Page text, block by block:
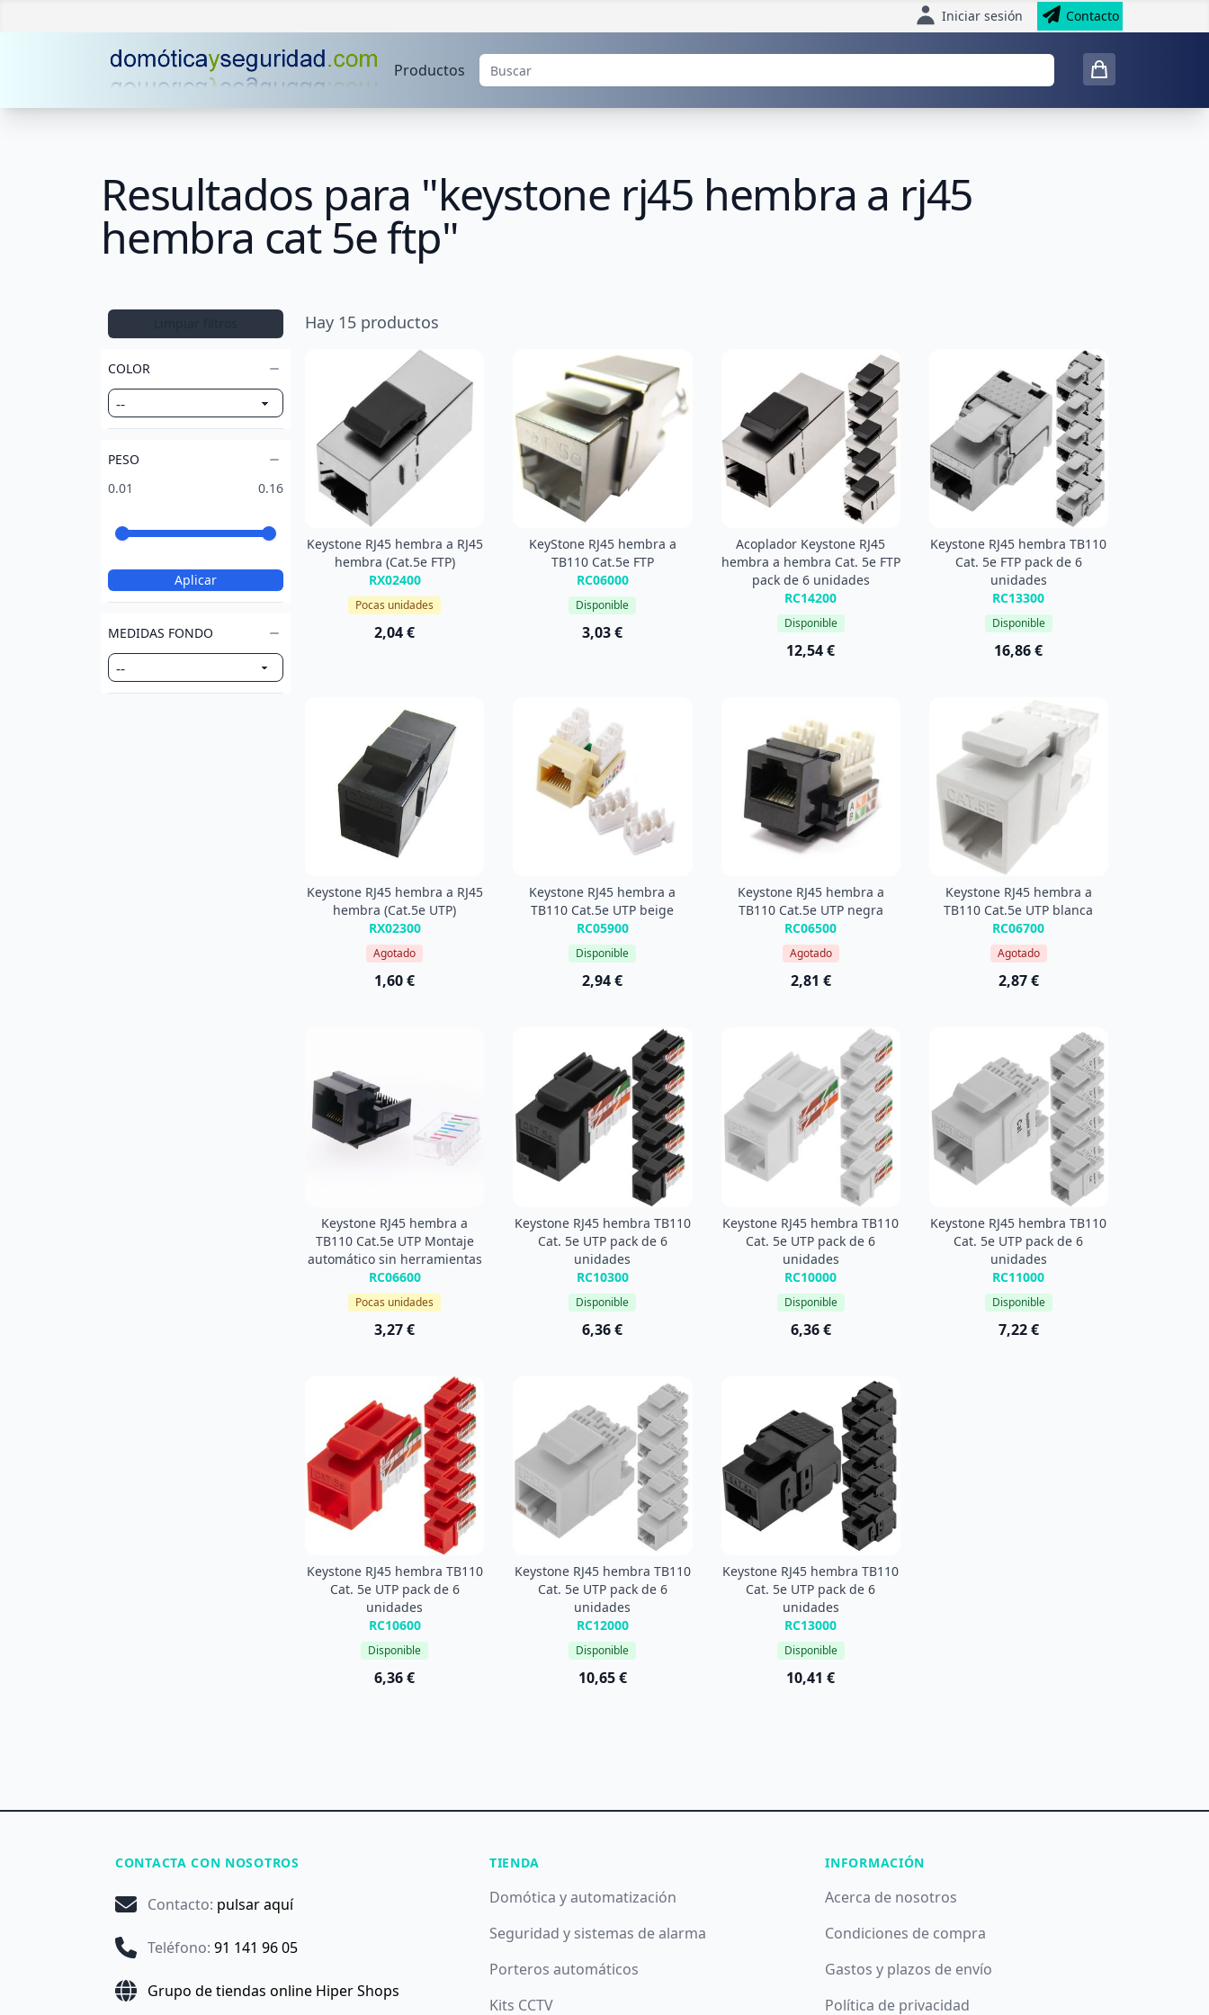
Iniciar sesión Contacto
Productos
Resultados para "keystone rj45 hembra a rj45
hembra cat 5e ftp"
COLOR
PESO
0.01
0.16
Aplicar
MEDIDAS FONDO
Hay 15 productos
Keystone RJ45 hembra a RJ45
hembra (Cat.5e FTP)
RX02400
Pocas unidades
2,04 €
KeyStone RJ45 hembra a
TB110 Cat.5e FTP
RC06000
Disponible
3,03 €
Acoplador Keystone RJ45
hembra a hembra Cat. 5e FTP
pack de 6 unidades
RC14200
Disponible
12,54 €
Keystone RJ45 hembra TB110
Cat. 5e FTP pack de 6
unidades
RC13300
Disponible
16,86 €
Keystone RJ45 hembra a RJ45
hembra (Cat.5e UTP)
RX02300
Agotado
1,60 €
Keystone RJ45 hembra a
TB110 Cat.5e UTP beige
RC05900
Disponible
2,94 €
Keystone RJ45 hembra a
TB110 Cat.5e UTP negra
RC06500
Agotado
2,81 €
Keystone RJ45 hembra a
TB110 Cat.5e UTP blanca
RC06700
Agotado
2,87 €
Keystone RJ45 hembra a
TB110 Cat.5e UTP Montaje
automático sin herramientas
RC06600
Pocas unidades
3,27 €
Keystone RJ45 hembra TB110
Cat. 5e UTP pack de 6
unidades
RC10300
Disponible
6,36 €
Keystone RJ45 hembra TB110
Cat. 5e UTP pack de 6
unidades
RC10000
Disponible
6,36 €
Keystone RJ45 hembra TB110
Cat. 5e UTP pack de 6
unidades
RC11000
Disponible
7,22 €
Keystone RJ45 hembra TB110
Cat. 5e UTP pack de 6
unidades
RC10600
Disponible
6,36 €
Keystone RJ45 hembra TB110
Cat. 5e UTP pack de 6
unidades
RC12000
Disponible
10,65 €
Keystone RJ45 hembra TB110
Cat. 5e UTP pack de 6
unidades
RC13000
Disponible
10,41 €
CONTACTA CON NOSOTROS
Contacto: pulsar aquí
Teléfono: 91 141 96 05
Grupo de tiendas online Hiper Shops
TIENDA
Domótica y automatización
Seguridad y sistemas de alarma
Porteros automáticos
Kits CCTV
INFORMACIÓN
Acerca de nosotros
Condiciones de compra
Gastos y plazos de envío
Política de privacidad